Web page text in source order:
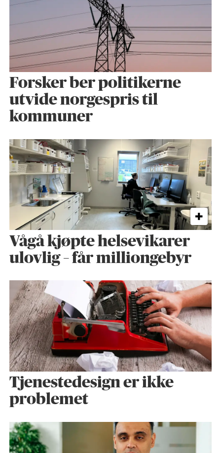
Forsker ber politikerne
utvide norgespris til
kommuner
Vågå kjøpte helse­vikarer
ulovlig – får milliongebyr
Tjenestedesign er ikke
problemet